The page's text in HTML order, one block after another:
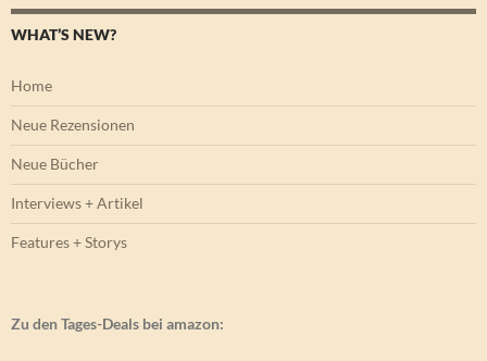
WHAT’S NEW?
Home
Neue Rezensionen
Neue Bücher
Interviews + Artikel
Features + Storys
Zu den Tages-Deals bei amazon: